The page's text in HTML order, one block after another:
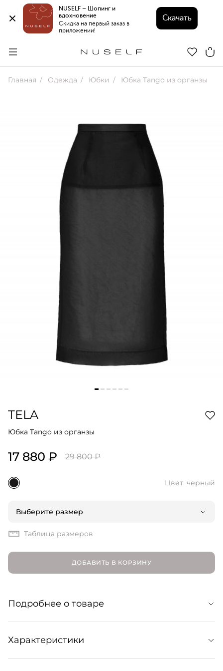
NUSELF – Шопинг и
вдохновение
Скидка на первый заказ в
приложении!
Скачать
Главная Одежда Юбки Юбка Tango из органзы
TELA
Юбка Tango из органзы
17 880 ₽ 29 800 ₽
Цвет: черный
Выберите размер
Таблица размеров
ДОБАВИТЬ В КОРЗИНУ
Подробнее о товаре
Юбка миди из деликатной полупрозрачной органзы
черного цвета. Пример нетривиальной базы, с
которой можно придумать множество модных
Характеристики